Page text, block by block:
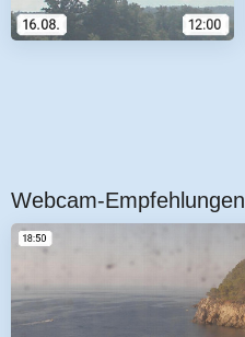
Webcam-Empfehlungen